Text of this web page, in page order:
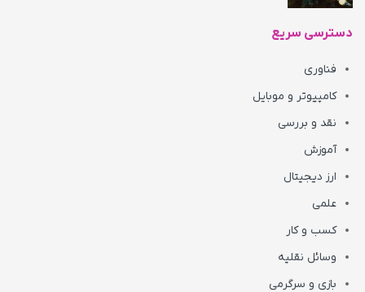
دسترسی سریع
فناوری
کامپیوتر و موبایل
نقد و بررسی
آموزش
ارز دیجیتال
علمی
کسب و کار
وسائل نقلیه
بازی و سرگرمی